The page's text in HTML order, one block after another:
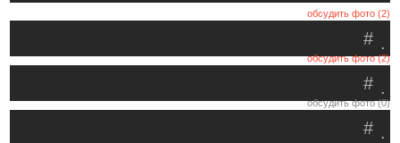
обсудить фото (2)
.
#
обсудить фото (2)
.
#
обсудить фото (0)
.
#